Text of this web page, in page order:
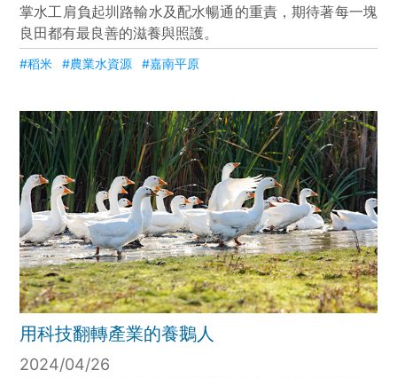
掌水工肩負起圳路輸水及配水暢通的重責，期待著每一塊
良田都有最良善的滋養與照護。
#稻米 #農業水資源 #嘉南平原
用科技翻轉產業的養鵝人
2024/04/26